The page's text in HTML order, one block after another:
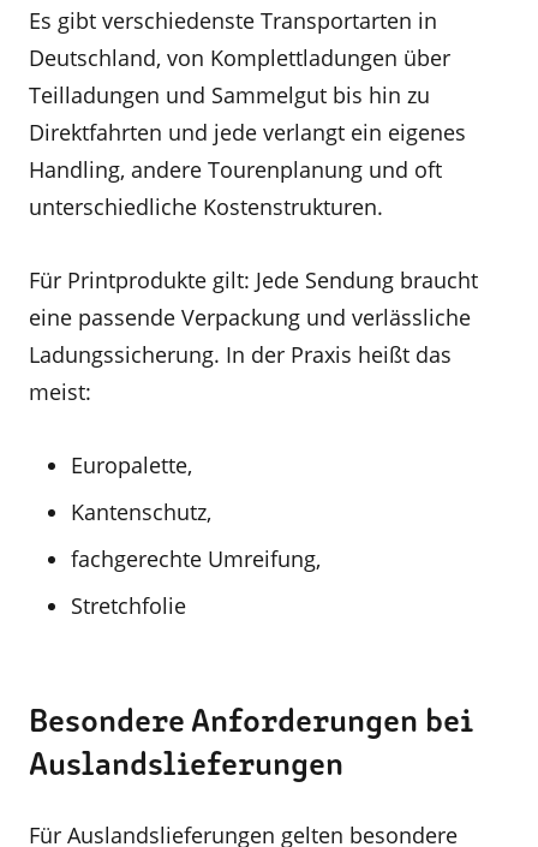
Es gibt verschiedenste Transportarten in
Deutschland, von Komplettladungen über
Teilladungen und Sammelgut bis hin zu
Direktfahrten und jede verlangt ein eigenes
Handling, andere Tourenplanung und oft
unterschiedliche Kostenstrukturen.
Für Printprodukte gilt: Jede Sendung braucht
eine passende Verpackung und verlässliche
Ladungssicherung. In der Praxis heißt das
meist:
Europalette,
Kantenschutz,
fachgerechte Umreifung,
Stretchfolie
Besondere Anforderungen bei
Auslandslieferungen
Für Auslandslieferungen gelten besondere